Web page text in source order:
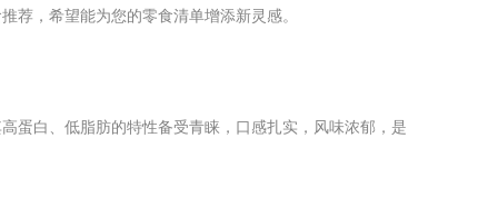
荐，希望能为您的零食清单增添新灵感。
蛋白、低脂肪的特性备受青睐，口感扎实，风味浓郁，是